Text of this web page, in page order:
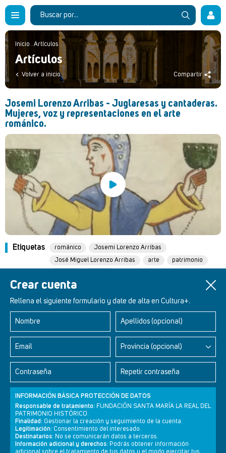
Crear cuenta
Rellena el siguiente formulario y date de alta en Cultura+.
Nombre Apellidos (opcional)
Email Provincia (opcional)
Contraseña Repetir contraseña
INFORMACIÓN BÁSICA PROTECCIÓN DE DATOS
Responsable de tratamiento: FUNDACIÓN SANTA MARÍA LA REAL DEL
PATRIMONIO HISTÓRICO.
Finalidad: Gestionar la creación y seguimiento de la cuenta.
Legitimación: Consentimiento del interesado.
Destinatarios: No se comunicarán datos a terceros.
Información adicional y derechos: Podrás obtener información
Inicio . Artículos
Artículos
Volver a inicio Compartir
Josemi Lorenzo Arribas - Juglaresas y cantaderas.
Mujeres, voz y representaciones en el arte
románico.
Etiquetas románico
Josemi Lorenzo Arribas
José Miguel Lorenzo Arribas
arte
patrimonio
Retablos Renacentistas Este de León